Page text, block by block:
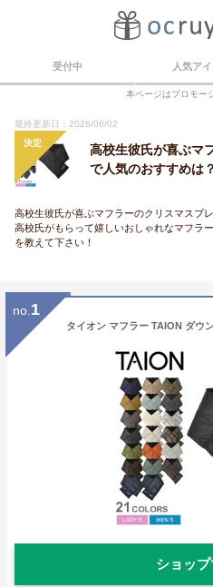
受付中 人気ア
本ページはプロモー
最終更新日：2026/06/02
決定
高校生彼氏が喜ぶマ
で人気のおすすめは？
高校生彼氏が喜ぶマフラーのクリスマスプ
高校氏がもらって嬉しいおしゃれなマフラ
を教えて下さい！
no. 1
ショッ